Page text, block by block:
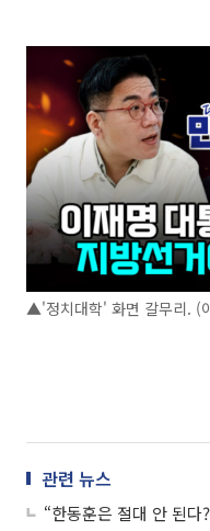
▲'정치대학' 화면 갈무리. (
관련 뉴스